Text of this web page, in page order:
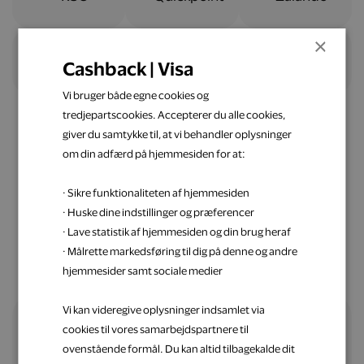
Nemt og ligetil
Spar penge op med Visa
Alle fordele samlet ét sted
×
Cashback | Visa
Vi bruger både egne cookies og
tredjepartscookies. Accepterer du alle cookies,
giver du samtykke til, at vi behandler oplysninger
om din adfærd på hjemmesiden for at:
· Sikre funktionaliteten af hjemmesiden
· Huske dine indstillinger og præferencer
· Lave statistik af hjemmesiden og din brug heraf
· Målrette markedsføring til dig på denne og andre
hjemmesider samt sociale medier
Vi kan videregive oplysninger indsamlet via
cookies til vores samarbejdspartnere til
ovenstående formål. Du kan altid tilbagekalde dit